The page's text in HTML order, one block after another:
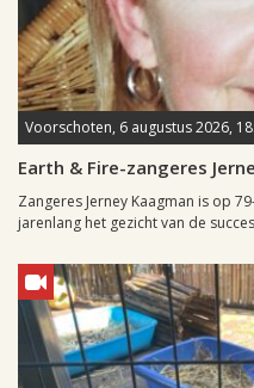
Voorschoten, 6 augustus 2026,
Earth & Fire-zangeres
Zangeres Jerney Kaagman is op
jarenlang het gezicht van de